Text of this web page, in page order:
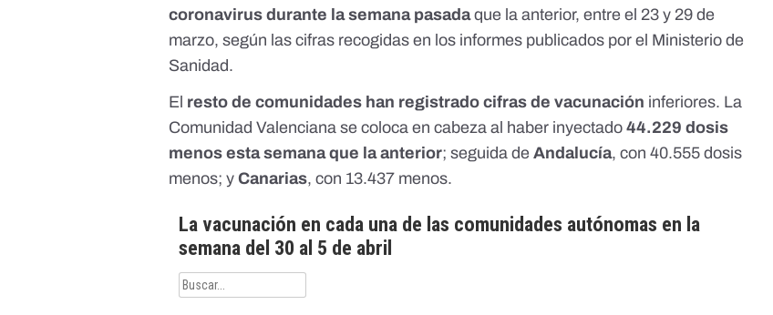
coronavirus durante la semana pasadaque la anterior, entre el 23 y 29 de
marzo,según las cifras recogidas en los informes publicados por el Ministerio de
Sanidad.
El resto de comunidades han registrado cifras de vacunación inferiores. La
Comunidad Valenciana se coloca en cabeza al haber inyectado 44.229 dosis
menos esta semana que la anterior; seguida deAndalucía, con 40.555 dosis
menos; yCanarias, con 13.437 menos.